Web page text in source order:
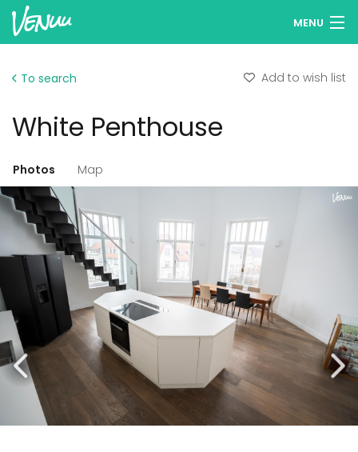
MENU
Log in
To search Add to wish list
White Penthouse
Photos Map